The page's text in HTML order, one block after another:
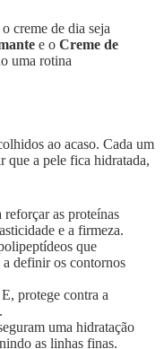
creme de dia seja
e o Creme de
uma rotina
ao acaso. Cada um
que a pele fica hidratada,
reforçar as proteínas
e a firmeza.
que
a definir os contornos
protege contra a
uma hidratação
as linhas finas.